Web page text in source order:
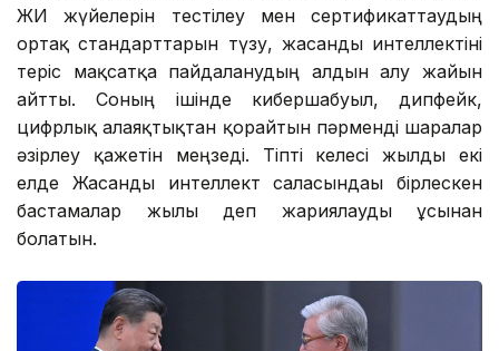
ЖИ жүйелерін тестілеу мен сертификаттаудың
ортақ стандарттарын түзу, жасанды интеллектіні
теріс мақсатқа пайдаланудың алдын алу жайын
айтты. Соның ішінде кибершабуыл, дипфейк,
цифрлық алаяқтықтан қорғайтын пәрменді шаралар
әзірлеу қажетін меңзеді. Тіпті келесі жылды екі
елде Жасанды интеллект саласындағы бірлескен
бастамалар жылы деп жариялауды ұсынған
болатын.